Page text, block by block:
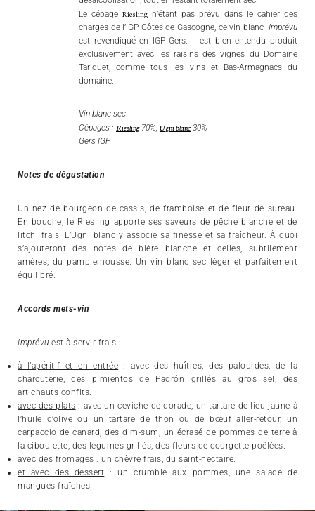
Le cépage Riesling n’étant pas prévu dans le cahier des
charges de l’IGP Côtes de Gascogne, ce vin blanc Imprévu
est revendiqué en IGP Gers. Il est bien entendu produit
exclusivement avec les raisins des vignes du Domaine
Tariquet, comme tous les vins et Bas-Armagnacs du
domaine.
Vin blanc sec
Cépages : Riesling70%, Ugni blanc 30%
Gers IGP
Notes de dégustation
Un nez de bourgeon de cassis, de framboise et de fleur de sureau.
En bouche, le Riesling apporte ses saveurs de pêche blanche et de
litchi frais. L’Ugni blanc y associe sa finesse et sa fraîcheur. À quoi
s’ajouteront des notes de bière blanche et celles, subtilement
amères, du pamplemousse. Un vin blanc sec léger et parfaitement
équilibré.
Accords mets-vin
Imprévu est à servir frais :
à l’apéritif et en entrée : avec des huîtres, des palourdes, de la
charcuterie, des pimientos de Padrón grillés au gros sel, des
artichauts confits.
avec des plats : avec un ceviche de dorade, un tartare de lieu jaune à
l’huile d’olive ou un tartare de thon ou de bœuf aller-retour, un
carpaccio de canard, des dim-sum, un écrasé de pommes de terre à
la ciboulette, des légumes grillés, des fleurs de courgette poêlées.
avec des fromages : un chèvre frais, du saint-nectaire.
et avec des dessert : un crumble aux pommes, une salade de
mangues fraîches.